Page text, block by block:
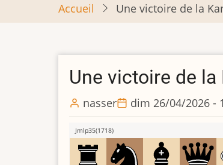
Accueil Une victoire de la
Une victoire de
nasser dim 26/04/2026 -